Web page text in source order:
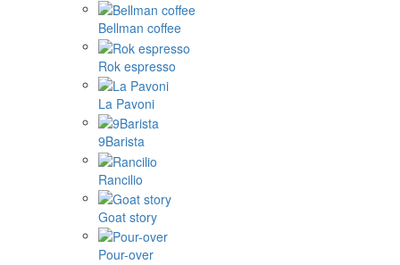
Bellman coffee
Rok espresso
La Pavoni
9Barista
Rancilio
Goat story
Pour-over